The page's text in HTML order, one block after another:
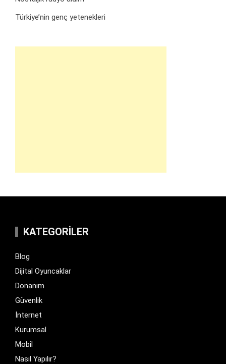
Türkiye’nin genç yetenekleri
KATEGORILER
Blog
Dijital Oyuncaklar
Donanim
Güvenlik
İnternet
Kurumsal
Mobil
Nasıl Yapılır?